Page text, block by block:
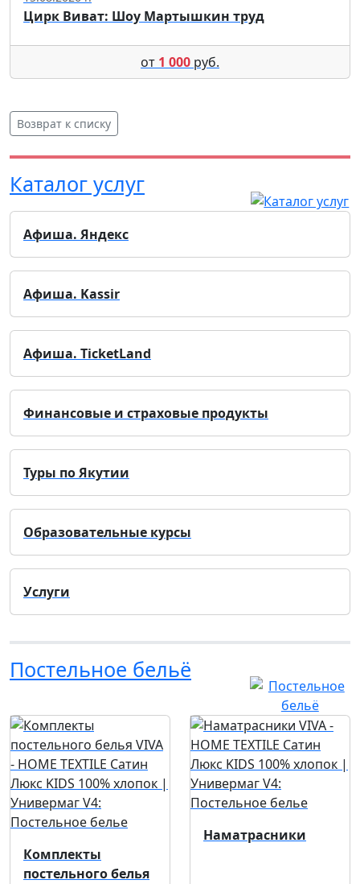
Цирк Виват: Шоу Мартышкин труд
от 1 000 руб.
Возврат к списку
Каталог услуг
Афиша. Яндекс
Афиша. Kassir
Афиша. TicketLand
Финансовые и страховые продукты
Туры по Якутии
Образовательные курсы
Услуги
Постельное бельё
Комплекты
постельного белья
Наматрасники